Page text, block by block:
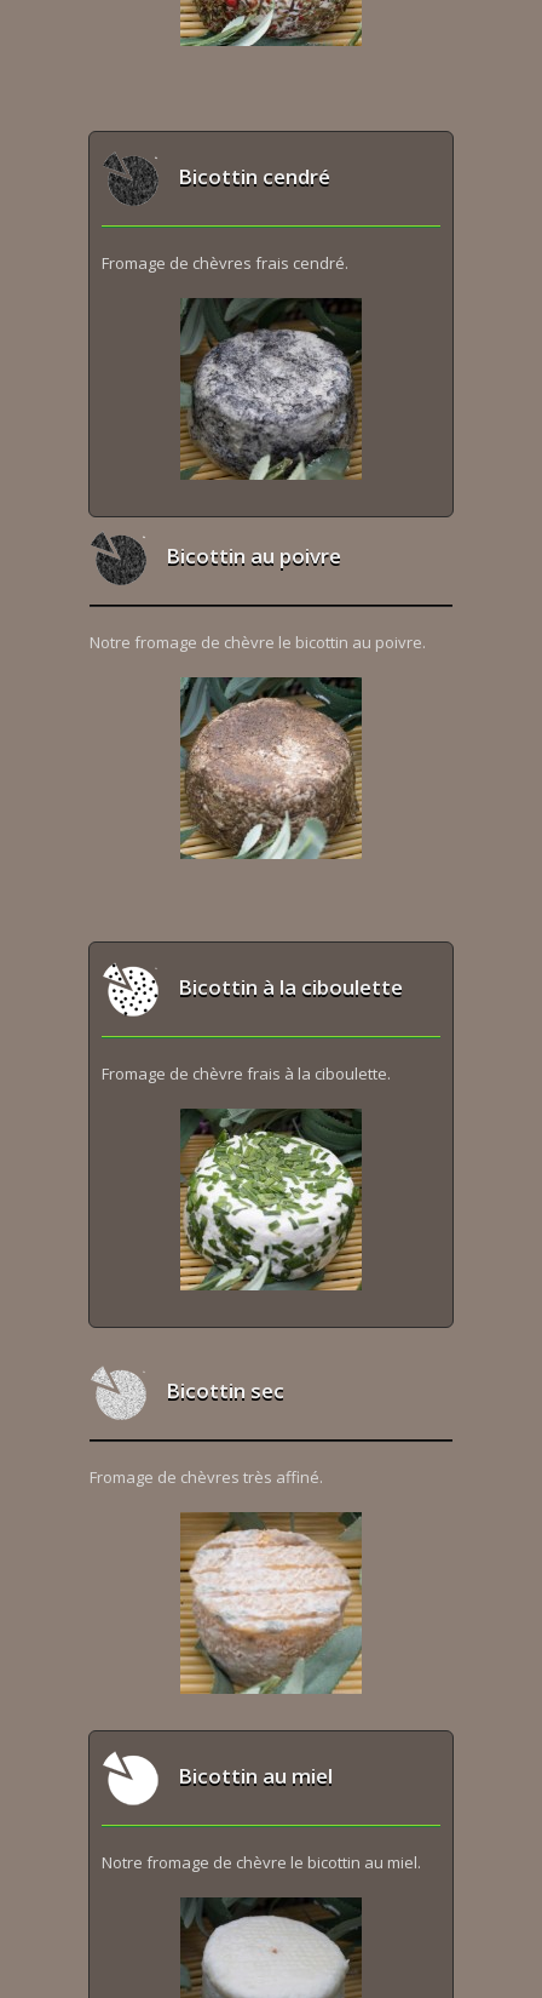
Bicottin cendré
Fromage de chèvres frais cendré.
Bicottin au poivre
Notre fromage de chèvre le bicottin au poivre.
Bicottin à la ciboulette
Fromage de chèvre frais à la ciboulette.
Bicottin sec
Fromage de chèvres très affiné.
Bicottin au miel
Notre fromage de chèvre le bicottin au miel.